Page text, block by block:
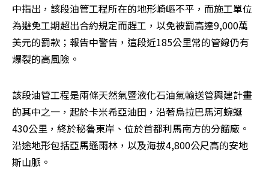
中指出，該段油管工程所在的地形崎嶇不平，而施工單位
為避免工期超出合約規定而趕工，以免被罰高達9,000萬
美元的罰款；報告中警告，這段近185公里常的管線仍有
爆裂的高風險。
該段油管工程是兩條天然氣暨液化石油氣輸送管興建計畫
的其中之一，起於卡米希亞油田，沿著烏拉巴馬河蜿蜒
430公里，終於秘魯東岸、位於首都利馬南方的分餾廠。
沿途地形包括亞馬遜雨林，以及海拔4,800公尺高的安地
斯山脈。